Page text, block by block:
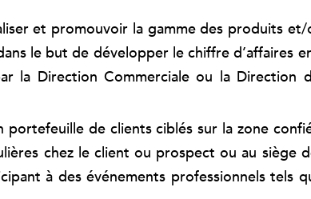
et promouvoir la gamme des produits et/
le but de développer le chiffre d’affaires
la Direction Commerciale ou la Direction
portefeuille de clients ciblés sur la zone
chez le client ou prospect ou au siège
à des événements professionnels tels